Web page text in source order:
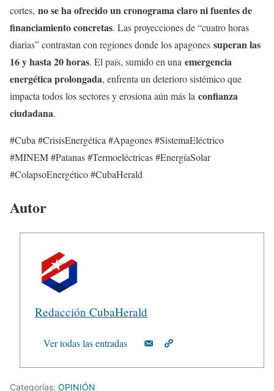
cortes, no se ha ofrecido un cronograma claro ni fuentes de
financiamiento concretas. Las proyecciones de “cuatro horas
diarias” contrastan con regiones donde los apagones superan las
16 y hasta 20 horas. El país, sumido en una emergencia
energética prolongada, enfrenta un deterioro sistémico que
impacta todos los sectores y erosiona aún más la confianza
ciudadana.
#Cuba #CrisisEnergética #Apagones #SistemaEléctrico
#MINEM #Patanas #Termoeléctricas #EnergíaSolar
#ColapsoEnergético #CubaHerald
Autor
Redacción CubaHerald
Ver todas las entradas
Categorías: OPINIÓN